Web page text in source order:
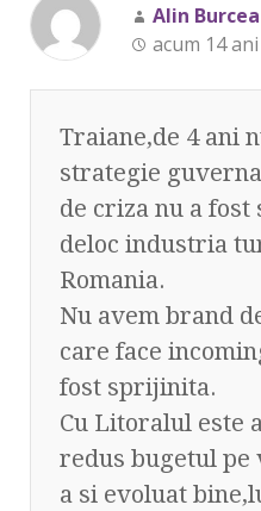
Alin Burcea
acum 14 ani
Traiane,de 4 ani
strategie
de criza nu a
deloc industria
Romania.
Nu avem brand
care face
fost sprijinita.
Cu Litoralul este
redus bugetul pe
a si evoluat